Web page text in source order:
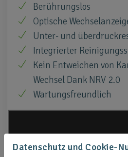
Berührungslos
Optische
Unter- und
Integrierter
Kein Entweichen von
Wechsel Dank NRV 2.0
Wartungsfreundlich
Datenschutz und Cookie-